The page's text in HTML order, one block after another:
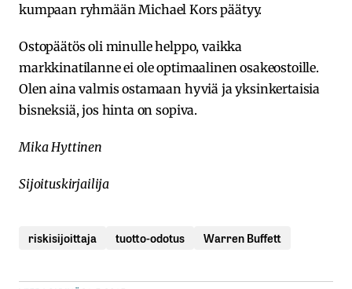
kumpaan ryhmään Michael Kors päätyy.
Ostopäätös oli minulle helppo, vaikka
markkinatilanne ei ole optimaalinen osakeostoille.
Olen aina valmis ostamaan hyviä ja yksinkertaisia
bisneksiä, jos hinta on sopiva.
Mika Hyttinen
Sijoituskirjailija
riskisijoittaja tuotto-odotus Warren Buffett